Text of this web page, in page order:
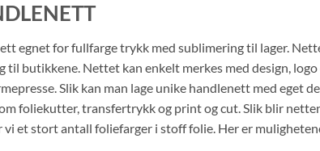
egnet for fullfarge trykk med sublimering til lager.
til butikkene. Nettet kan enkelt merkes med design,
Slik kan man lage unike handlenett med eget
foliekutter, transfertrykk og print og cut. Slik blir
et stort antall foliefarger i stoff folie. Her er